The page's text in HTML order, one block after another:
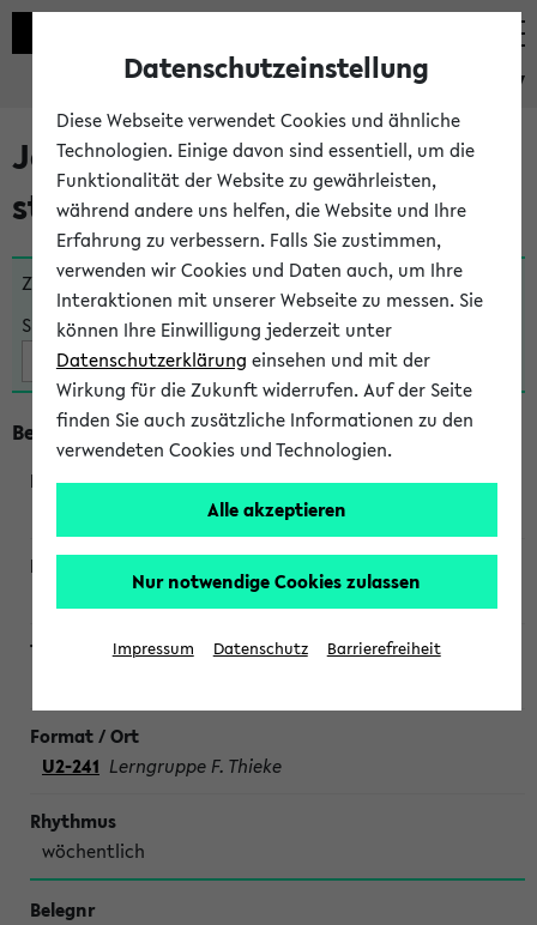
eKVV
Jetzt und in Kürze
stattfindende Veranstaltungen
Zu viele Veranstaltungen?Fakultät wählen
Suche:
Beginn um 8 Uhr
U2-241 Lerngruppe F. Thieke
wöchentlich
Datenschutzeinstellung
Diese Webseite verwendet Cookies und ähnliche
Technologien. Einige davon sind essentiell, um die
Funktionalität der Website zu gewährleisten,
während andere uns helfen, die Website und Ihre
Erfahrung zu verbessern. Falls Sie zustimmen,
verwenden wir Cookies und Daten auch, um Ihre
Interaktionen mit unserer Webseite zu messen. Sie
können Ihre Einwilligung jederzeit unter
Datenschutzerklärung einsehen und mit der
Wirkung für die Zukunft widerrufen. Auf der Seite
finden Sie auch zusätzliche Informationen zu den
verwendeten Cookies und Technologien.
Alle akzeptieren
Nur notwendige Cookies zulassen
Impressum Datenschutz Barrierefreiheit